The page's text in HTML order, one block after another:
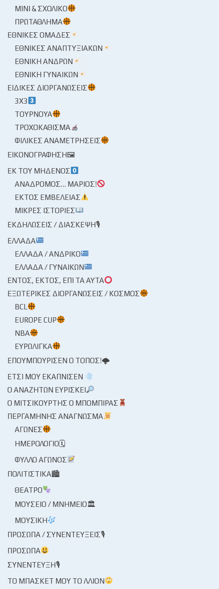
ΜΊΝΙ & ΣΧΟΛΙΚΌ
ΠΡΩΤΆΘΛΗΜΑ
ΕΘΝΙΚΈΣ ΟΜΆΔΕΣ
ΕΘΝΙΚΈΣ ΑΝΑΠΤΥΞΙΑΚΏΝ
ΕΘΝΙΚΉ ΑΝΔΡΏΝ
ΕΘΝΙΚΉ ΓΥΝΑΙΚΏΝ
ΕΙΔΙΚΈΣ ΔΙΟΡΓΑΝΏΣΕΙΣ
3X3
ΤΟΥΡΝΟΥΆ
ΤΡΟΧΟΚΆΘΙΣΜΑ
ΦΙΛΙΚΈΣ ΑΝΑΜΕΤΡΉΣΕΙΣ
ΕΙΚΟΝΟΓΡΆΦΗΣΗ🖼
ΕΚ ΤΟΥ ΜΗΔΕΝΌΣ
ΑΝΆΔΡΟΜΟΣ… ΜΆΡΙΟΣ!
ΕΚΤΌΣ ΕΜΒΈΛΕΙΑΣ
ΜΙΚΡΈΣ ΙΣΤΟΡΊΕΣ
ΕΚΔΗΛΏΣΕΙΣ / ΔΙΆΣΚΕΨΗ🎙
ΕΛΛΆΔΑ
ΕΛΛΆΔΑ / ΑΝΔΡΙΚΌ
ΕΛΛΆΔΑ / ΓΥΝΑΙΚΏΝ
ΕΝΤΌΣ, ΕΚΤΌΣ, ΕΠΊ ΤΑ ΑΥΤΆ
ΕΞΩΤΕΡΙΚΈΣ ΔΙΟΡΓΑΝΏΣΕΙΣ / ΚΌΣΜΟΣ
BCL
EUROPE CUP
NBA
ΕΥΡΩΛΊΓΚΑ
ΕΠΟΥΜΠΟΎΡΙΣΕΝ Ο ΤΌΠΟΣ!🌩
ΈΤΣΙ ΜΟΥ ΕΚΆΠΝΙΣΕΝ
Ο ΑΝΑΖΗΤΏΝ ΕΥΡΊΣΚΕΙ
Ο ΜΙΤΣΙΚΟΥΡΤΉΣ Ο ΜΠΌΜΠΙΡΑΣ
ΠΕΡΓΑΜΗΝΉΣ ΑΝΆΓΝΩΣΜΑ
ΑΓΏΝΕΣ
ΗΜΕΡΟΛΌΓΙΟ🗓
ΦΎΛΛΟ ΑΓΏΝΟΣ
ΠΟΛΙΤΙΣΤΙΚΆ🏙
ΘΈΑΤΡΟ
ΜΟΥΣΕΊΟ / ΜΝΗΜΕΊΟ🏛
ΜΟΥΣΙΚΉ
ΠΡΌΣΩΠΑ / ΣΥΝΕΝΤΕΎΞΕΙΣ🎙
ΠΡΌΣΩΠΑ
ΣΥΝΈΝΤΕΥΞΗ🎙
ΤΟ ΜΠΆΣΚΕΤ ΜΟΥ ΤΟ ΛΛΊΟΝ